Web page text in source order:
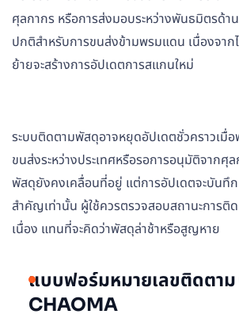
ศุลกากร หรือการส่งมอบระหว่างพันธมิตรด้า
ปกติสำหรับการขนส่งข้ามพรมแดน เนื่องจาก
ย้ายจะสร้างการอัปเดตการสแกนใหม่
ระบบติดตามพัสดุอาจหยุดอัปเดตชั่วคราวเมื่อ
ขนส่งระหว่างประเทศหรือรอการอนุมัติจากศุ
พัสดุยังคงเคลื่อนที่อยู่ แต่การอัปเดตจะบันทึ
สำคัญเท่านั้น ผู้ใช้ควรตรวจสอบสถานะการ
เนื่อง แทนที่จะคิดว่าพัสดุล่าช้าหรือสูญหาย
แบบฟอร์มหมายเลขติดตา
CHAOMA